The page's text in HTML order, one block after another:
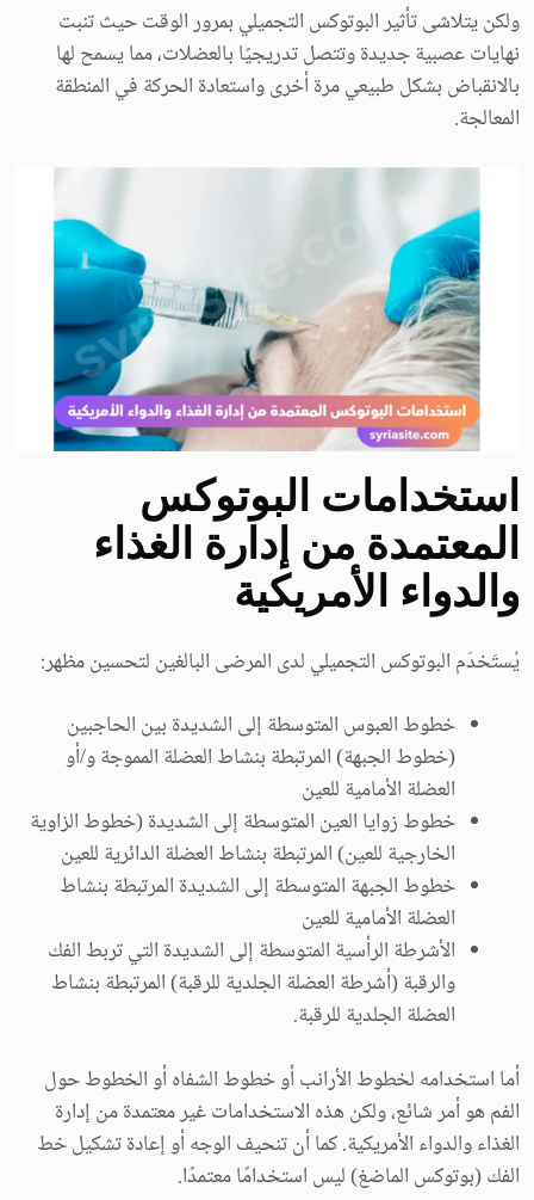
ولكن يتلاشى تأثير البوتوكس التجميلي بمرور الوقت حيث تنبت
نهايات عصبية جديدة وتتصل تدريجيًا بالعضلات، مما يسمح لها
بالانقباض بشكل طبيعي مرة أخرى واستعادة الحركة في المنطقة
المعالجة.
استخدامات البوتوكس
المعتمدة من إدارة الغذاء
والدواء الأمريكية
يُستَخدَم البوتوكس التجميلي لدى المرضى البالغين لتحسين مظهر:
خطوط العبوس المتوسطة إلى الشديدة بين الحاجبين
(خطوط الجبهة) المرتبطة بنشاط العضلة المموجة و/أو
العضلة الأمامية للعين
خطوط زوايا العين المتوسطة إلى الشديدة (خطوط الزاوية
الخارجية للعين) المرتبطة بنشاط العضلة الدائرية للعين
خطوط الجبهة المتوسطة إلى الشديدة المرتبطة بنشاط
العضلة الأمامية للعين
الأشرطة الرأسية المتوسطة إلى الشديدة التي تربط الفك
والرقبة (أشرطة العضلة الجلدية للرقبة) المرتبطة بنشاط
العضلة الجلدية للرقبة.
أما استخدامه لخطوط الأرانب أو خطوط الشفاه أو الخطوط حول
الفم هو أمر شائع، ولكن هذه الاستخدامات غير معتمدة من إدارة
الغذاء والدواء الأمريكية. كما أن تنحيف الوجه أو إعادة تشكيل خط
الفك (بوتوكس الماضغ) ليس استخدامًا معتمدًا.